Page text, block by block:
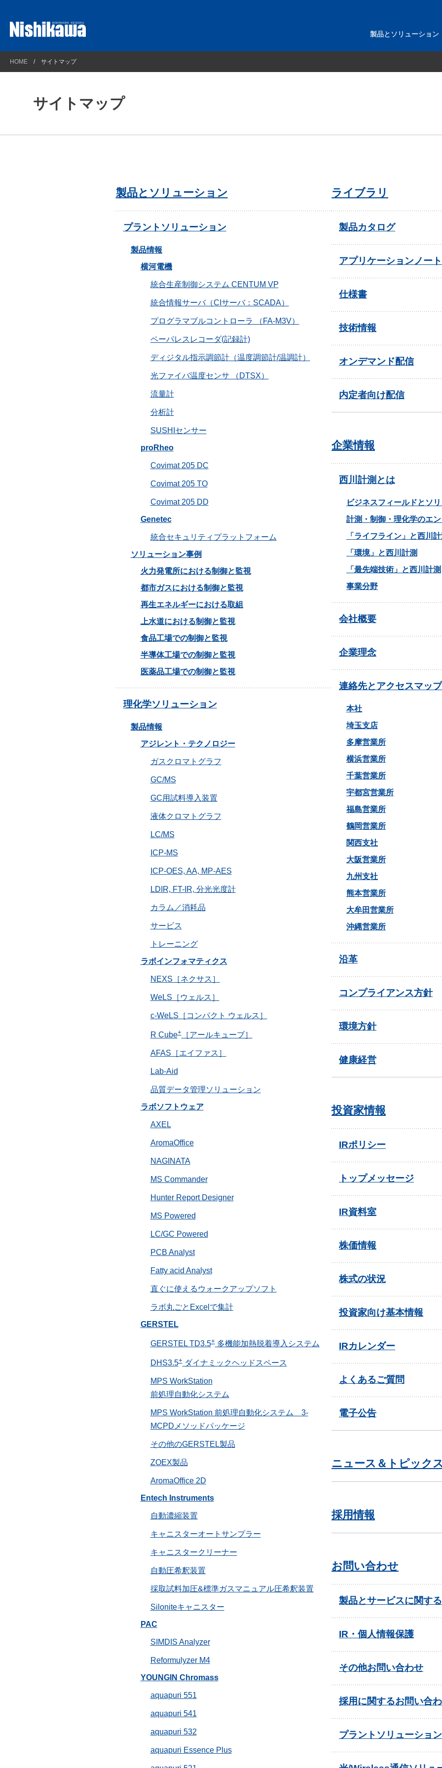
製品とソリューション
プラントソリューション
自動車・新エネルギーソリューション
西川計測とは
連絡先とアクセスマップ
HOME サイトマップ
サイトマップ
製品とソリューション
プラントソリューション
製品情報
横河電機
統合生産制御システム CENTUM VP
統合情報サーバ（CIサーバ：SCADA）
プログラマブルコントローラ （FA-M3V）
ペーパレスレコーダ(記録計)
ディジタル指示調節計（温度調節計/温調計）
光ファイバ温度センサ （DTSX）
流量計
分析計
SUSHIセンサー
proRheo
Covimat 205 DC
Covimat 205 TO
Covimat 205 DD
Genetec
統合セキュリティプラットフォーム
ソリューション事例
火力発電所における制御と監視
都市ガスにおける制御と監視
再生エネルギーにおける取組
上水道における制御と監視
食品工場での制御と監視
半導体工場での制御と監視
医薬品工場での制御と監視
理化学ソリューション
製品情報
アジレント・テクノロジー
ガスクロマトグラフ
GC/MS
GC用試料導入装置
液体クロマトグラフ
LC/MS
ICP-MS
ICP-OES, AA, MP-AES
LDIR, FT-IR, 分光光度計
カラム／消耗品
サービス
トレーニング
ラボインフォマティクス
NEXS［ネクサス］
WeLS［ウェルス］
c-WeLS［コンパクト ウェルス］
R Cube+［アールキューブ］
AFAS［エイファス］
Lab-Aid
品質データ管理ソリューション
ラボソフトウェア
AXEL
AromaOffice
NAGINATA
MS Commander
Hunter Report Designer
MS Powered
LC/GC Powered
PCB Analyst
Fatty acid Analyst
直ぐに使えるウォークアップソフト
ラボ丸ごとExcelで集計
GERSTEL
GERSTEL TD3.5+多機能加熱脱着導入システム
DHS3.5+ダイナミックヘッドスペース
MPS WorkStation
前処理自動化システム
MPS WorkStation 前処理自動化システム 3-
MCPDメソッドパッケージ
その他のGERSTEL製品
ZOEX製品
AromaOffice 2D
Entech Instruments
自動濃縮装置
キャニスターオートサンプラー
キャニスタークリーナー
自動圧希釈装置
採取試料加圧&標準ガスマニュアル圧希釈装置
Siloniteキャニスター
PAC
SIMDIS Analyzer
Reformulyzer M4
YOUNGIN Chromass
aquapuri 551
aquapuri 541
aquapuri 532
aquapuri Essence Plus
ライブラリ
製品カタログ
アプリケーションノート
仕様書
技術情報
オンデマンド配信
内定者向け配信
企業情報
西川計測とは
ビジネスフィールドとソ
計測・制御・理化学のエ
「ライフライン」と西川計
「環境」と西川計測
「最先端技術」と西川計測
事業分野
会社概要
企業理念
連絡先とアクセスマップ
本社
埼玉支店
多摩営業所
横浜営業所
千葉営業所
宇都宮営業所
福島営業所
鶴岡営業所
関西支社
大阪営業所
九州支社
熊本営業所
大牟田営業所
沖縄営業所
沿革
コンプライアンス方針
環境方針
健康経営
投資家情報
IRポリシー
トップメッセージ
IR資料室
株価情報
株式の状況
投資家向け基本情報
IRカレンダー
よくあるご質問
電子公告
ニュース＆トピックス
採用情報
お問い合わせ
製品とサービスに関す
IR・個人情報保護
その他お問い合わせ
採用に関するお問い合
プラントソリューショ